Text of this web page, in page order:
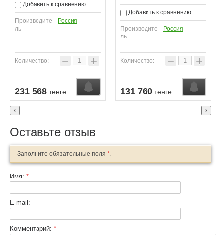
Добавить к сравнению
Производите
ль
Россия
Количество: − +
231 568 тенге
Добавить к сравнению
Производите
ль
Россия
Количество: − +
131 760 тенге
Узнать о поступлении Узнать о поступлении
‹ ›
Оставьте отзыв
Заполните обязательные поля *
Имя: *
E-mail:
Комментарий: *